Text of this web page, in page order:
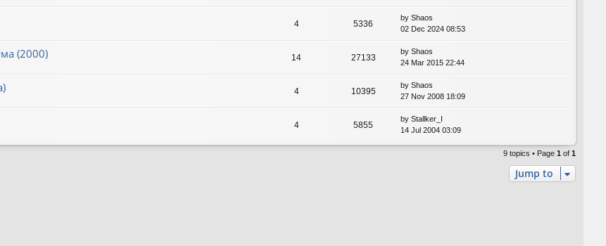
4 5336
by Shaos
02 Dec 2024 08:53
(2000) 14 27133
by Shaos
24 Mar 2015 22:44
4 10395
by Shaos
27 Nov 2008 18:09
4 5855
by Stallker_I
14 Jul 2004 03:09
9 topics • Page 1 of 1
Jump to